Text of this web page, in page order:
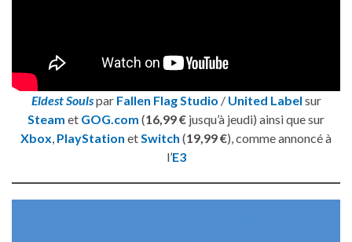
Eldest Soulspar Fallen Flag Studio / United Label sur
Steam et GOG.com (16,99 € jusqu’à jeudi) ainsi que sur
Xbox, PlayStation etSwitch (19,99 €), comme annoncé à
l’E3